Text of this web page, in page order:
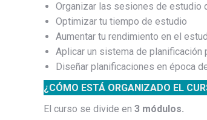
Organizar las sesiones de estudio
Optimizar tu tiempo de estudio
Aumentar tu rendimiento en el
Aplicar un sistema de planificación
Diseñar planificaciones en época
¿CÓMO ESTÁ ORGANIZADO EL
El curso se divide en 3 módulos.